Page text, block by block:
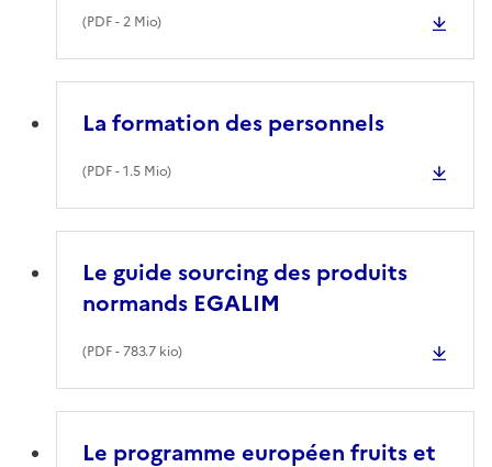
(PDF- 2 Mio)
La formation des personnels
(PDF- 1.5 Mio)
Le guide sourcing des produits
normands EGALIM
(PDF- 783.7 kio)
Le programme européen fruits et